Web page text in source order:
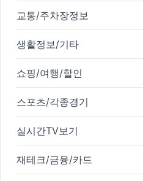
교통/주차장정보
생활정보/기타
쇼핑/여행/할인
스포츠/각종경기
실시간TV보기
재테크/금융/카드